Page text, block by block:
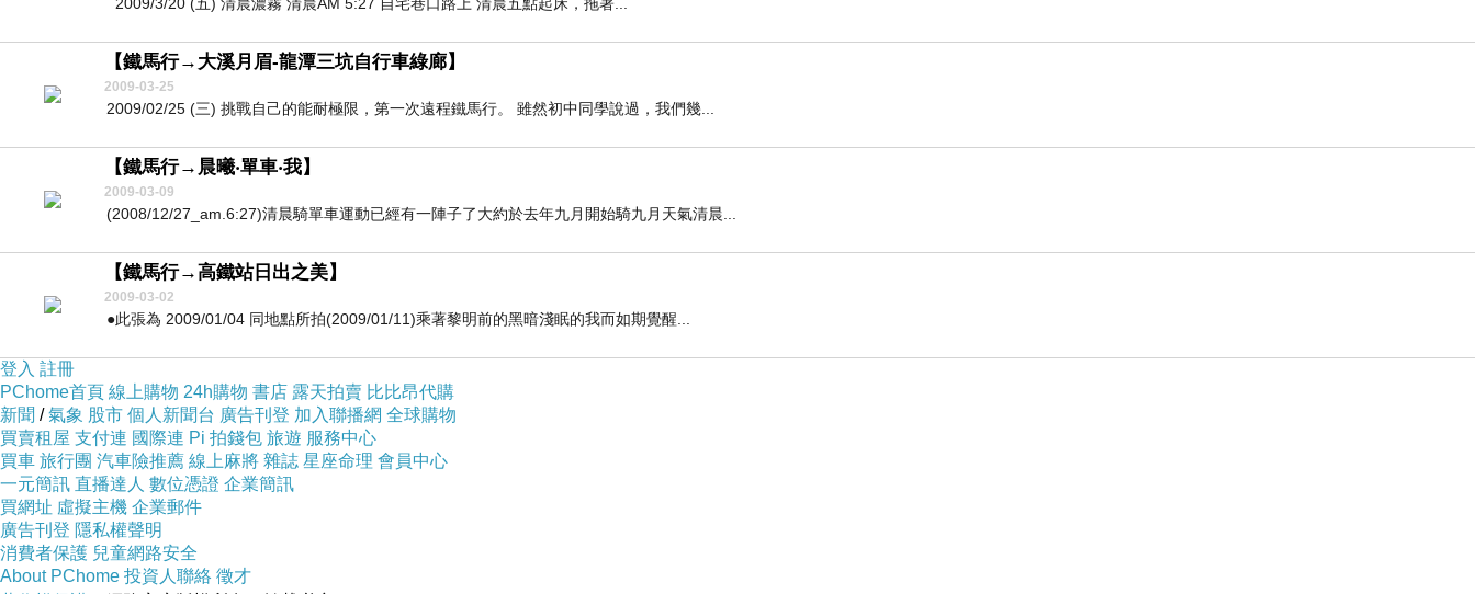
【鐵馬行→大溪月眉-龍潭三坑自行車綠廊】
2009-03-25
2009/02/25 (三) 挑戰自己的能耐極限，第一次遠程鐵馬行。 雖然初中同學說過，我們幾...
【鐵馬行→晨曦‧單車‧我】
2009-03-09
(2008/12/27_am.6:27)清晨騎單車運動已經有一陣子了大約於去年九月開始騎九月天氣清晨...
【鐵馬行→高鐵站日出之美】
2009-03-02
●此張為 2009/01/04 同地點所拍(2009/01/11)乘著黎明前的黑暗淺眠的我而如期覺醒...
登入 註冊
PChome首頁 線上購物 24h購物 書店 露天拍賣 比比昂代購
新聞 /氣象 股市 個人新聞台 廣告刊登 加入聯播網 全球購物
買賣租屋 支付連 國際連 Pi 拍錢包 旅遊 服務中心
買車 旅行團 汽車險推薦 線上麻將 雜誌 星座命理 會員中心
一元簡訊 直播達人 數位憑證 企業簡訊
買網址 虛擬主機 企業郵件
廣告刊登 隱私權聲明
消費者保護 兒童網路安全
About PChome 投資人聯絡 徵才